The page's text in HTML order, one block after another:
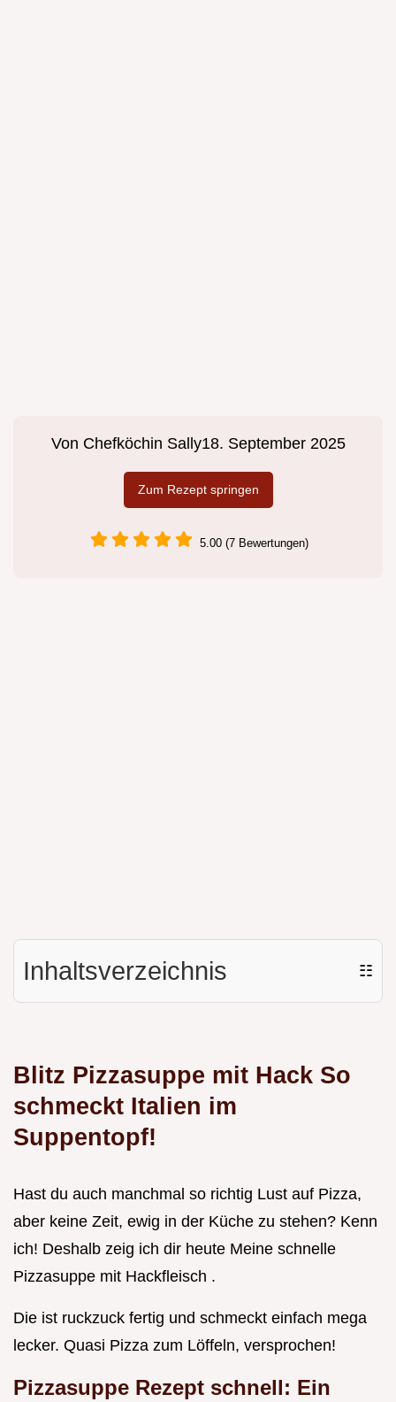
Von Chefköchin Sally18. September 2025
Zum Rezept springen
5.00 (7 Bewertungen)
Inhaltsverzeichnis ☷
Blitz Pizzasuppe mit Hack So
schmeckt Italien im
Suppentopf!
Hast du auch manchmal so richtig Lust auf Pizza,
aber keine Zeit, ewig in der Küche zu stehen? Kenn
ich! Deshalb zeig ich dir heute Meine schnelle
Pizzasuppe mit Hackfleisch .
Die ist ruckzuck fertig und schmeckt einfach mega
lecker. Quasi Pizza zum Löffeln, versprochen!
Pizzasuppe Rezept schnell: Ein